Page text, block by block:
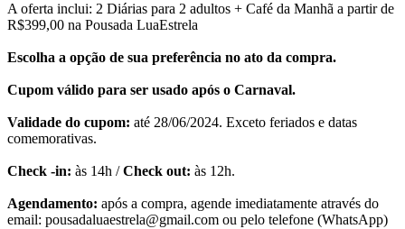
A oferta inclui: 2 Diárias para 2 adultos + Café da Manhã a partir de
R$399,00 na Pousada LuaEstrela
Escolha a opção de sua preferência no ato da compra.
Cupom válido para ser usado após o Carnaval.
Validade do cupom: até 28/06/2024. Exceto feriados e datas
comemorativas.
Check -in: às 14h /Check out: às 12h.
Agendamento: após a compra, agende imediatamente através do
email: pousadaluaestrela@gmail.com ou pelo telefone (WhatsApp)